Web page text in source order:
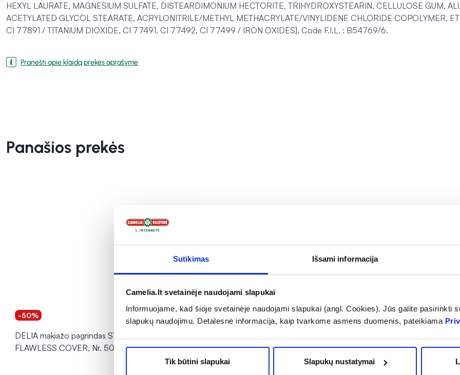
Sutikimas Išsami informacija
Camelia.lt svetainėje naudojami slapukai
Informuojame, kad šioje svetainėje naudojami slapukai (angl. Cookies). Jūs galite pasirinkti
slapukų naudojimu. Detalesnė informacija, kaip tvarkome asmens duomenis, pateikiama
Tik būtini slapukai Slapukų nustatymai
HEXYL LAURATE, MAGNESIUM SULFATE, DISTEARDIMONIUM HECTORITE, TRIHYDROXYSTEARIN, CELLULOSE GUM,
ACETYLATED GLYCOL STEARATE, ACRYLONITRILE/METHYL METHACRYLATE/VINYLIDENE CHLORIDE COPOLYMER,
CI 77891 / TITANIUM DIOXIDE, CI 77491, CI 77492, CI 77499 / IRON OXIDES]. Code F.I.L. : B54769/6.
Pranešti apie klaidą prekės aprašyme
Panašios prekės
-50%
DELIA makiažo pagrindas STAY
FLAWLESS COVER, Nr. 501, 30 ml
-50%
FLAWLESS COVER, Nr. 502, 30 ml
-50%
FLAWLESS COVER, Nr.